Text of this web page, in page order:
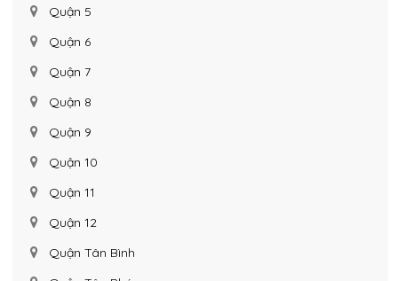
Quận 5
Quận 6
Quận 7
Quận 8
Quận 9
Quận 10
Quận 11
Quận 12
Quận Tân Bình